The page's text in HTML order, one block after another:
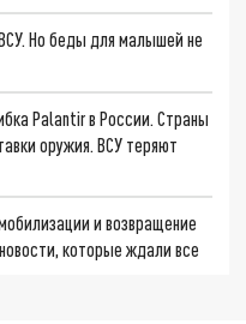
Но беды для малышей не
Palantir в России. Страны
оружия. ВСУ теряют
и возвращение
которые ждали все